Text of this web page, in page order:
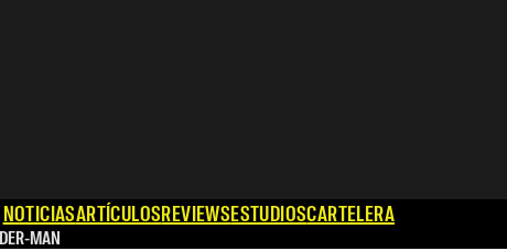
NOTICIASARTÍCULOSREVIEWSESTUDIOSCARTELERA
MAN